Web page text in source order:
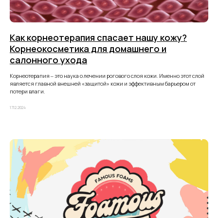
Как корнеотерапия спасает нашу кожу?
Корнеокосметика для домашнего и
салонного ухода
Корнеотерапия ‒ это наука о лечении рогового слоя кожи. Именно этот слой
является главной внешней «защитой» кожи и эффективным барьером от
потери влаги.
17.12.2024
ТЕХНОЛОГИИ
КАТАЛОГ
РИТУАЛЫ
СОТРУДНИЧЕСТВО
ПАРТНЕРЫ
КОНТАКТЫ
*